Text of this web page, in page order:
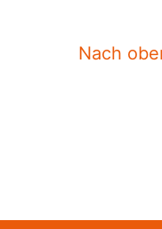
Nach